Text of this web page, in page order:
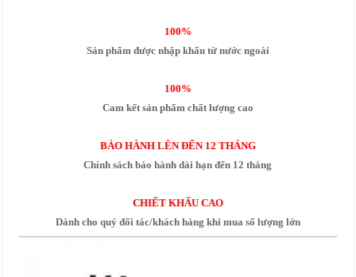
100%
Sản phẩm được nhập khẩu từ nước ngoài
100%
Cam kết sản phẩm chất lượng cao
BẢO HÀNH LÊN ĐẾN 12 THÁNG
Chính sách bảo hành dài hạn đến 12 tháng
CHIẾT KHẤU CAO
Dành cho quý đối tác/khách hàng khi mua số lượng lớn